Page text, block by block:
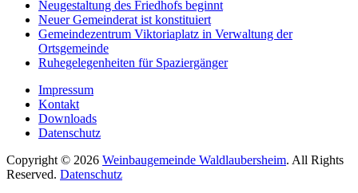
Neugestaltung des Friedhofs beginnt
Neuer Gemeinderat ist konstituiert
Gemeindezentrum Viktoriaplatz in Verwaltung der
Ortsgemeinde
Ruhegelegenheiten für Spaziergänger
Impressum
Kontakt
Downloads
Datenschutz
Copyright © 2026 Weinbaugemeinde Waldlaubersheim. All Rights
Reserved. Datenschutz